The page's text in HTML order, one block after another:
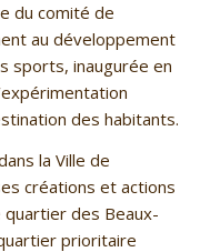
du comité de
au développement
sports, inaugurée en
des habitants.
la Ville de
créations et actions
des Beaux-
prioritaire